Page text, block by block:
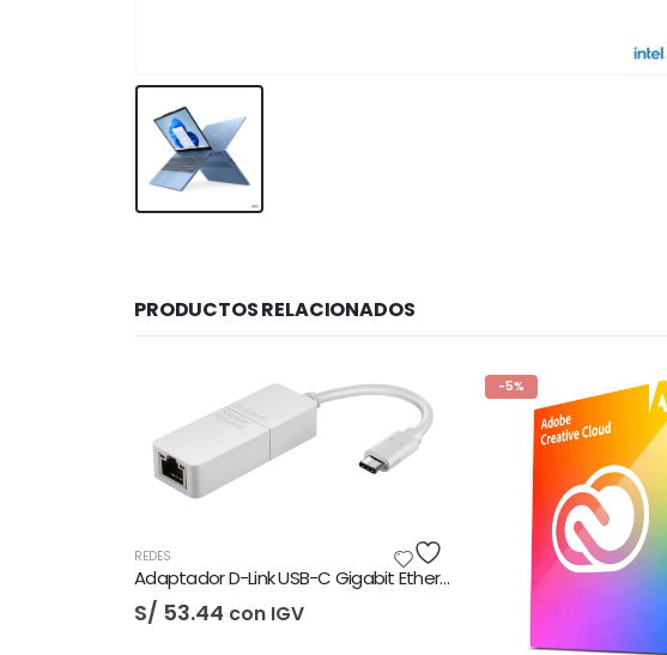
PRODUCTOS RELACIONADOS
Adaptador D-Link USB-C Gigabit Ethernet LAN